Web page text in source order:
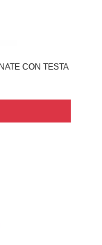
CON TESTA